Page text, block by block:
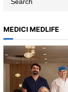
r
c
h
MEDICI MEDLIFE